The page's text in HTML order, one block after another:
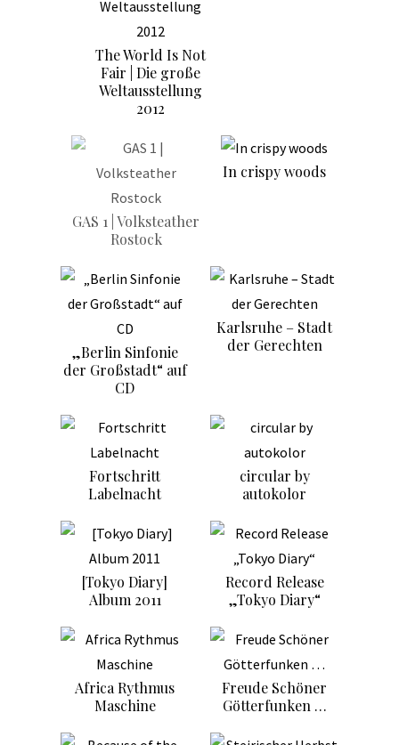
The World Is Not
Fair | Die große
Weltausstellung
2012
GAS 1 | Volksteather
Rostock
In crispy woods
„Berlin Sinfonie
der Großstadt“ auf
CD
Karlsruhe – Stadt
der Gerechten
Fortschritt
Labelnacht
circular by
autokolor
[Tokyo Diary]
Album 2011
Record Release
„Tokyo Diary“
Africa Rythmus
Maschine
Freude Schöner
Götterfunken …